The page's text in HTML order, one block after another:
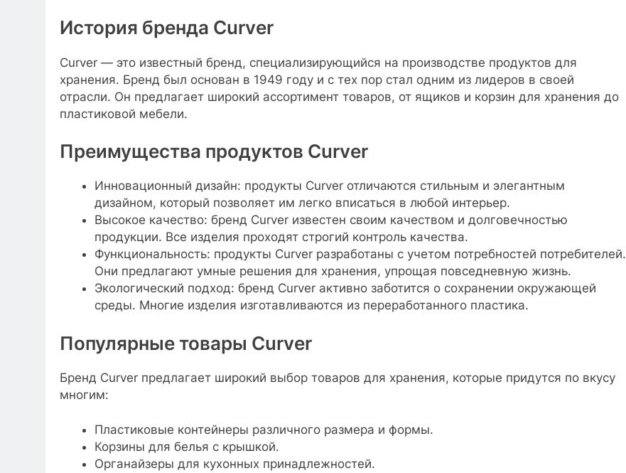
История бренда Curver
Curver — это известный бренд, специализирующийся на производстве продуктов для
хранения. Бренд был основан в 1949 году и с тех пор стал одним из лидеров в своей
отрасли. Он предлагает широкий ассортимент товаров, от ящиков и корзин для хранения до
пластиковой мебели.
Преимущества продуктов Curver
Инновационный дизайн: продукты Curver отличаются стильным и элегантным
дизайном, который позволяет им легко вписаться в любой интерьер.
Высокое качество: бренд Curver известен своим качеством и долговечностью
продукции. Все изделия проходят строгий контроль качества.
Функциональность: продукты Curver разработаны с учетом потребностей потребителей.
Они предлагают умные решения для хранения, упрощая повседневную жизнь.
Экологический подход: бренд Curver активно заботится о сохранении окружающей
среды. Многие изделия изготавливаются из переработанного пластика.
Популярные товары Curver
Бренд Curver предлагает широкий выбор товаров для хранения, которые придутся по вкусу
многим:
Пластиковые контейнеры различного размера и формы.
Корзины для белья с крышкой.
Органайзеры для кухонных принадлежностей.